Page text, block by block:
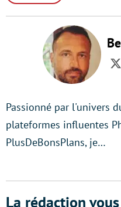
Passionné par l'univers
plateformes influentes
PlusDeBonsPlans, je…
La rédaction